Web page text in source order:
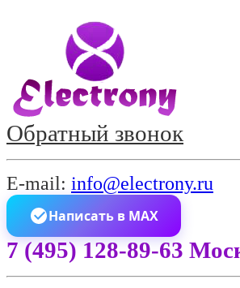
Обратный звонок
E-mail: info@electrony.ru
Написать в MAX
7 (495) 128-89-63